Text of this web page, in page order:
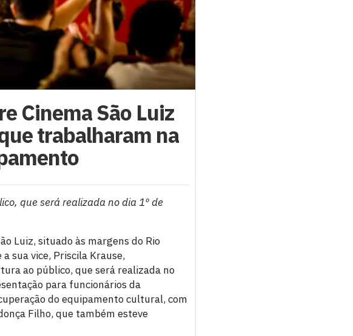
Cinema São Luiz
trabalharam na
que será realizada no dia 1º de
Luiz, situado às margens do Rio
sua vice, Priscila Krause,
ao público, que será realizada no
para funcionários da
do equipamento cultural, com
Filho, que também esteve